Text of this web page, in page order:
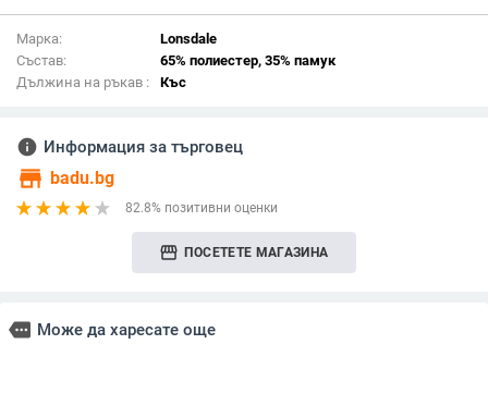
Марка:
Lonsdale
Състав:
65% полиестер, 35% памук
Дължина на ръкав :
Къс
info Информация за търговец
store badu.bg
82.8% позитивни оценки
storefront ПОСЕТЕТЕ МАГАЗИНА
more Може да харесате още